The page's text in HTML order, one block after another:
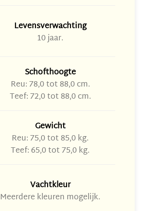
Levensverwachting
10 jaar.
Schofthoogte
Reu: 78,0 tot 88,0 cm.
Teef: 72,0 tot 88,0 cm.
Gewicht
Reu: 75,0 tot 85,0 kg.
Teef: 65,0 tot 75,0 kg.
Vachtkleur
Meerdere kleuren mogelijk.